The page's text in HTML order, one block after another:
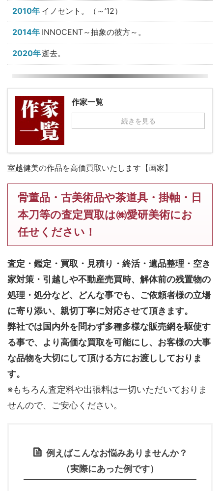
2010年 イノセント。（～’12）
2014年 INNOCENT～抽象の彼方～。
2020年逝去。
作家一覧
続きを見る
室越健美の作品を高価買取いたします【画家】
骨董品・古美術品や茶道具・掛軸・日
本刀等の査定買取は㈱愛研美術にお
任せください！
査定・鑑定・買取・見積り・終活・遺品整理・空き
家対策・引越しや不動産売買時、解体前の残置物の
処理・処分など、どんな事でも、 ご依頼者様の立場
に寄り添い、親切丁寧に対応させて頂きます。
弊社では国内外を問わず多種多様な販売網を駆使す
る事で、より高価な買取を可能にし、お客様の大事
な品物を大切にして頂ける方にお渡ししておりま
す。
※もちろん査定料や出張料は一切いただいておりま
せんので、ご安心ください。
例えばこんなお悩みありませんか？
（実際にあった例です）